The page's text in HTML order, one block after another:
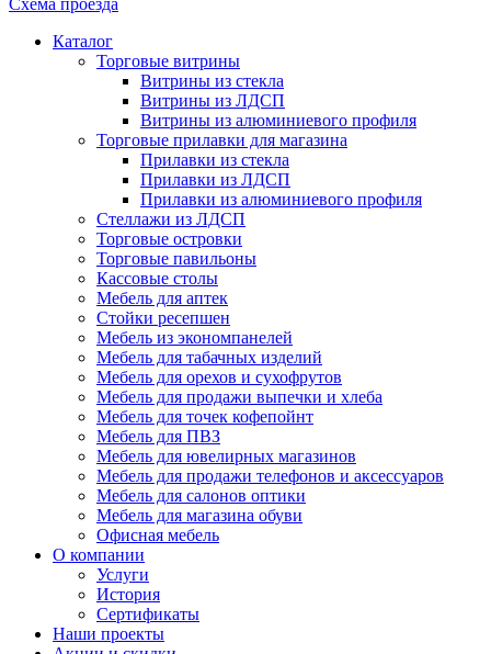
Схема проезда
Каталог
Торговые витрины
Витрины из cтекла
Витрины из ЛДСП
Витрины из алюминиевого профиля
Торговые прилавки для магазина
Прилавки из стекла
Прилавки из ЛДСП
Прилавки из алюминиевого профиля
Стеллажи из ЛДСП
Торговые островки
Торговые павильоны
Кассовые столы
Мебель для аптек
Стойки ресепшен
Мебель из экономпанелей
Мебель для табачных изделий
Мебель для орехов и сухофрутов
Мебель для продажи выпечки и хлеба
Мебель для точек кофепойнт
Мебель для ПВЗ
Мебель для ювелирных магазинов
Мебель для продажи телефонов и аксессуаров
Мебель для салонов оптики
Мебель для магазина обуви
Офисная мебель
О компании
Услуги
История
Сертификаты
Наши проекты